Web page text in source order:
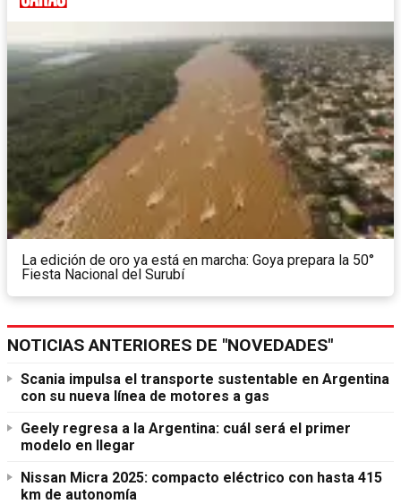
La edición de oro ya está en marcha: Goya prepara la 50°
Fiesta Nacional del Surubí
NOTICIAS ANTERIORES DE "NOVEDADES"
Scania impulsa el transporte sustentable en Argentina
con su nueva línea de motores a gas
Geely regresa a la Argentina: cuál será el primer
modelo en llegar
Nissan Micra 2025: compacto eléctrico con hasta 415
km de autonomía